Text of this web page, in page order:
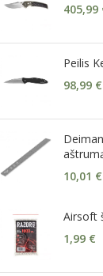
405,99
Peilis
98,99 €
10,01 €
Airsoft
1,99 €